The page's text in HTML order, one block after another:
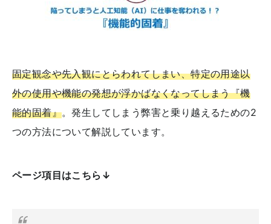
固定観念や先入観にとらわれてしまい、特定の用途以
外の使用や機能の発想が浮かばなくなってしまう『機
能的固着』。発生してしまう弊害と乗り越えるための2
つの方法について解説しています。
ページ項目はこちら↓